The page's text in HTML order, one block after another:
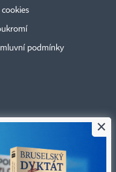
cookies
podmínky
×